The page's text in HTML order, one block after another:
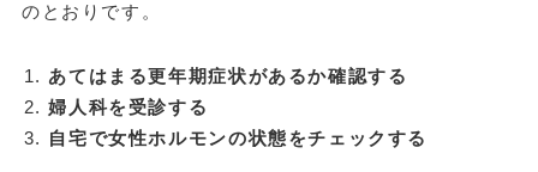
のとおりです。
あてはまる更年期症状があるか確認する
婦人科を受診する
自宅で女性ホルモンの状態をチェックする